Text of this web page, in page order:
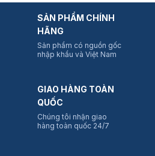
SẢN PHẨM CHÍNH
HÃNG
Sản phẩm có nguồn gốc
nhập khẩu và Việt Nam
GIAO HÀNG TOÀN
QUỐC
Chúng tôi nhận giao
hàng toàn quốc 24/7